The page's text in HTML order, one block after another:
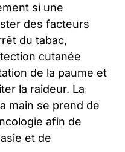
si une
des facteurs
du tabac,
cutanée
de la paume et
la raideur. La
main se prend de
afin de
et de